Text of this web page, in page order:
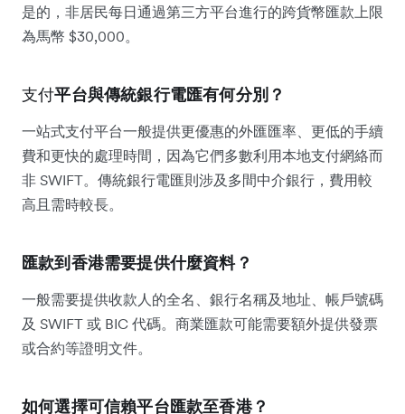
是的，非居民每日通過第三方平台進行的跨貨幣匯款上限
為馬幣 $30,000。
支付平台與傳統銀行電匯有何分別？
一站式支付平台一般提供更優惠的外匯匯率、更低的手續
費和更快的處理時間，因為它們多數利用本地支付網絡而
非 SWIFT。傳統銀行電匯則涉及多間中介銀行，費用較
高且需時較長。
匯款到香港需要提供什麼資料？
一般需要提供收款人的全名、銀行名稱及地址、帳戶號碼
及 SWIFT 或 BIC 代碼。商業匯款可能需要額外提供發票
或合約等證明文件。
如何選擇可信賴平台匯款至香港？